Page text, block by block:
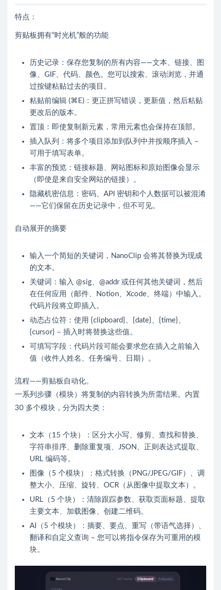
特点：
剪贴板拥有“时光机”般的功能
历史记录：保存您复制的所有内容——文本、链接、图
像、GIF、代码、颜色。您可以搜索、滚动浏览，并通
过按键粘贴过去的项目。
粘贴前编辑 (⌘E)：更正拼写错误，更新值，然后粘贴
更改后的版本。
置顶：即使复制新元素，常用元素也会保持在顶部。
插入队列：将多个项目添加到队列中并按顺序插入 –
可用于填写表单。
丰富的预览：链接标题、网站图标和原始图像会显示
（即使是来自安全网站的链接）。
隐藏机密信息：密码、API 密钥和个人数据可以被混淆
——它们保留在历史记录中，但不可见。
自动展开的摘要
输入一个简短的关键词，NanoClip 会将其替换为现成
的文本。
关键词：输入 @sig、@addr 或任何其他关键词，然后
在任何应用（邮件、Notion、Xcode、终端）中输入。
代码片段将立即插入。
动态占位符：使用 {clipboard}、{date}、{time}、
{cursor} – 插入时将替换这些值。
可填写字段：代码片段可能会要求您在插入之前输入
值（收件人姓名、任务编号、日期）。
流程——剪贴板自动化。
一系列步骤（模块）将复制的内容转换为所需结果。内置
30 多个模块，分为四大类：
文本（15 个块）：区分大小写、修剪、查找和替换、
字符串排序、删除重复项、JSON、正则表达式提取、
URL 编码等。
图像（5 个模块）：格式转换（PNG/JPEG/GIF）、调
整大小、压缩、旋转、OCR（从图像中提取文本）。
URL（5 个块）：清除跟踪参数、获取页面标题、提取
主要文本、加载图像、创建二维码。
AI（5 个模块）：摘要、要点、重写（带语气选择）、
翻译和自定义查询 – 您可以将指令保存为可重用的模
块。